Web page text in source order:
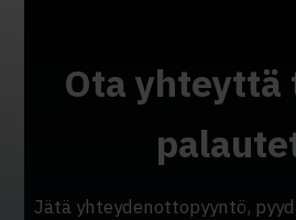
Ota yhteyttä
Jätä yhteydenottopyyntö,